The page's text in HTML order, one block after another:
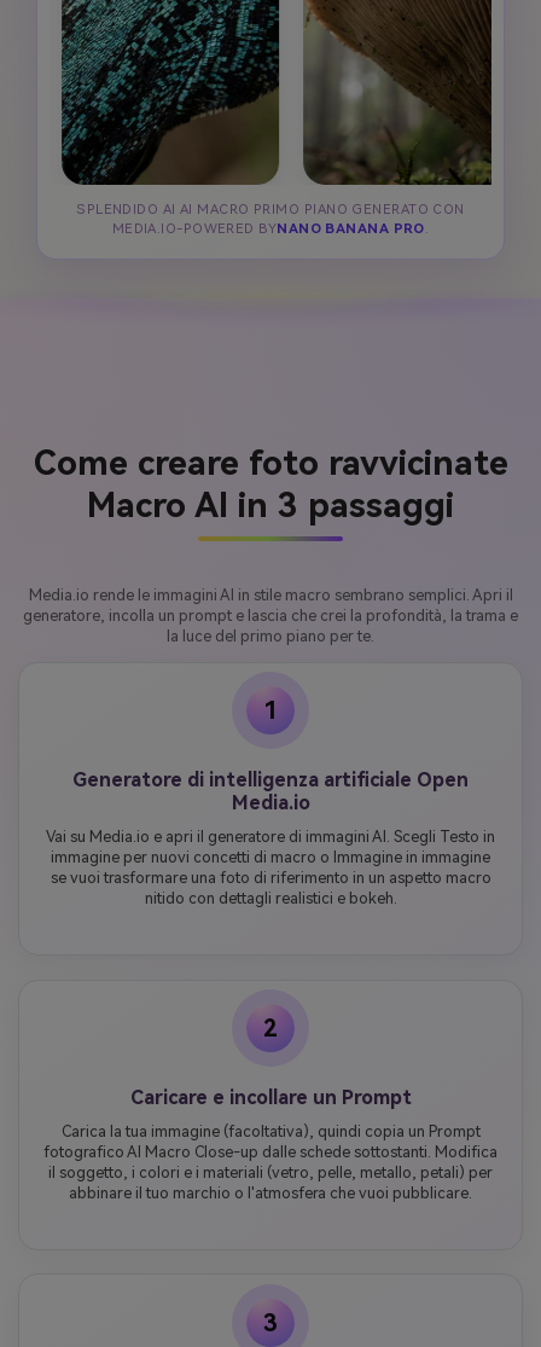
SPLENDIDO AI AI MACRO PRIMO PIANO GENERATO CON
MEDIA.IO-POWERED BYNANO BANANA PRO.
Come creare foto ravvicinate
Macro AI in 3 passaggi
Media.io rende le immagini AI in stile macro sembrano semplici. Apri il
generatore, incolla un prompt e lascia che crei la profondità, la trama e
la luce del primo piano per te.
1
Generatore di intelligenza artificiale Open
Media.io
Vai su Media.io e apri il generatore di immagini AI. Scegli Testo in
immagine per nuovi concetti di macro o Immagine in immagine
se vuoi trasformare una foto di riferimento in un aspetto macro
nitido con dettagli realistici e bokeh.
2
Caricare e incollare un Prompt
Carica la tua immagine (facoltativa), quindi copia un Prompt
fotografico AI Macro Close-up dalle schede sottostanti. Modifica
il soggetto, i colori e i materiali (vetro, pelle, metallo, petali) per
abbinare il tuo marchio o l'atmosfera che vuoi pubblicare.
3